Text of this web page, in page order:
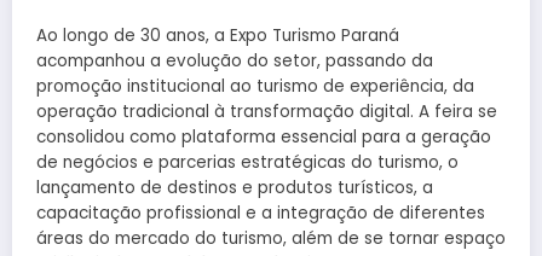
Ao longo de 30 anos, a Expo Turismo Paraná
acompanhou a evolução do setor, passando da
promoção institucional ao turismo de experiência, da
operação tradicional à transformação digital. A feira se
consolidou como plataforma essencial para a geração
de negócios e parcerias estratégicas do turismo, o
lançamento de destinos e produtos turísticos, a
capacitação profissional e a integração de diferentes
áreas do mercado do turismo, além de se tornar espaço